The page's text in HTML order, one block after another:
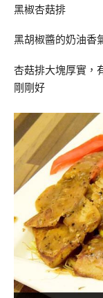
黑椒杏菇排
黑胡椒醬的奶油香
杏菇排大塊厚實，
剛剛好